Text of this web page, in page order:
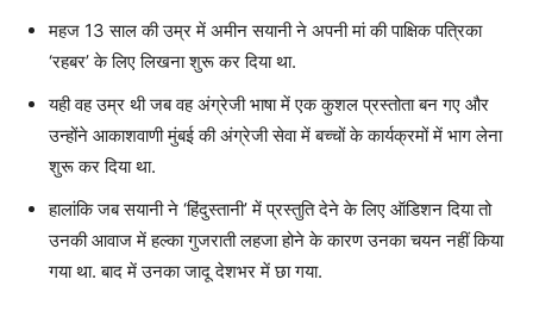
महज 13 साल की उम्र में अमीन सयानी ने अपनी मां की पाक्षिक पत्रिका
‘रहबर’ के लिए लिखना शुरू कर दिया था.
यही वह उम्र थी जब वह अंग्रेजी भाषा में एक कुशल प्रस्तोता बन गए और
उन्होंने आकाशवाणी मुंबई की अंग्रेजी सेवा में बच्चों के कार्यक्रमों में भाग लेना
शुरू कर दिया था.
हालांकि जब सयानी ने ‘हिंदुस्तानी’ में प्रस्तुति देने के लिए ऑडिशन दिया तो
उनकी आवाज में हल्का गुजराती लहजा होने के कारण उनका चयन नहीं किया
गया था. बाद में उनका जादू देशभर में छा गया.